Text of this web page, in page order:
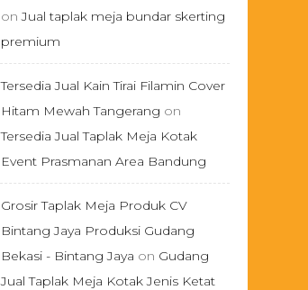
onJual taplak meja bundar skerting
premium
Tersedia Jual Kain Tirai Filamin Cover
Hitam Mewah Tangerang on
Tersedia Jual Taplak Meja Kotak
Event Prasmanan Area Bandung
Grosir Taplak Meja Produk CV
Bintang Jaya Produksi Gudang
Bekasi - Bintang Jaya on Gudang
Jual Taplak Meja Kotak Jenis Ketat